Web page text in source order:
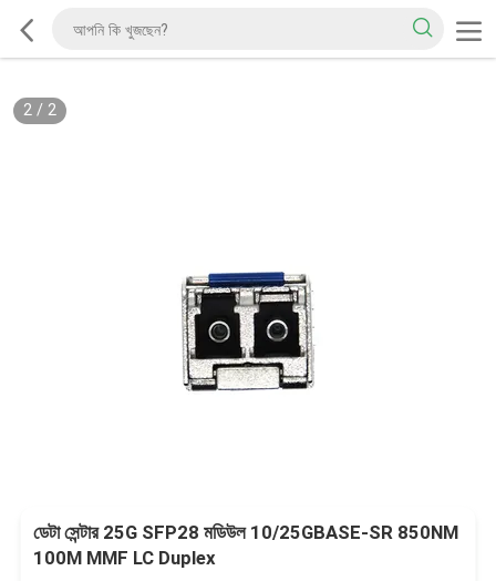
2/ 2
ডেটা সেন্টার 25G SFP28 মডিউল 10/25GBASE-SR 850NM
100M MMF LC Duplex